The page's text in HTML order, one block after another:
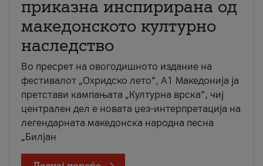
приказна инспирирана од
македонското културно
наследство
Во пресрет на овогодишното издание на
фестивалот „Охридско лето“, А1 Македонија ја
претстави кампањата „Културна врска“, чиј
централен дел е новата џез-интерпретација на
легендарната македонска народна песна
„Билјан